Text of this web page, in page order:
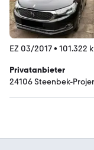
EZ 03/2017• 101.322
Privatanbieter
24106 Steenbek-